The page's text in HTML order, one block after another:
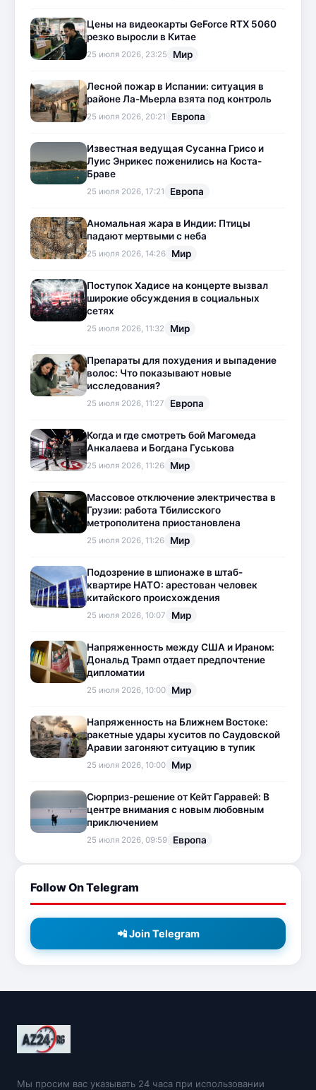
Цены на видеокарты GeForce RTX 5060
резко выросли в Китае
25 июля 2026, 23:25 Мир
Лесной пожар в Испании: ситуация в
районе Ла-Мьерла взята под контроль
25 июля 2026, 20:21 Европа
Известная ведущая Сусанна Грисо и
Луис Энрикес поженились на Коста-
Браве
25 июля 2026, 17:21 Европа
Аномальная жара в Индии: Птицы
падают мертвыми с неба
25 июля 2026, 14:26 Мир
Поступок Хадисе на концерте вызвал
широкие обсуждения в социальных
сетях
25 июля 2026, 11:32 Мир
Препараты для похудения и выпадение
волос: Что показывают новые
исследования?
25 июля 2026, 11:27 Европа
Когда и где смотреть бой Магомеда
Анкалаева и Богдана Гуськова
25 июля 2026, 11:26 Мир
Массовое отключение электричества в
Грузии: работа Тбилисского
метрополитена приостановлена
25 июля 2026, 11:26 Мир
Подозрение в шпионаже в штаб-
квартире НАТО: арестован человек
китайского происхождения
25 июля 2026, 10:07 Мир
Напряженность между США и Ираном:
Дональд Трамп отдает предпочтение
дипломатии
25 июля 2026, 10:00 Мир
Напряженность на Ближнем Востоке:
ракетные удары хуситов по Саудовской
Аравии загоняют ситуацию в тупик
25 июля 2026, 10:00 Мир
Сюрприз-решение от Кейт Гарравей: В
центре внимания с новым любовным
приключением
25 июля 2026, 09:59 Европа
Follow On Telegram
📲 Join Telegram
Мы просим вас указывать 24 часа при использовании